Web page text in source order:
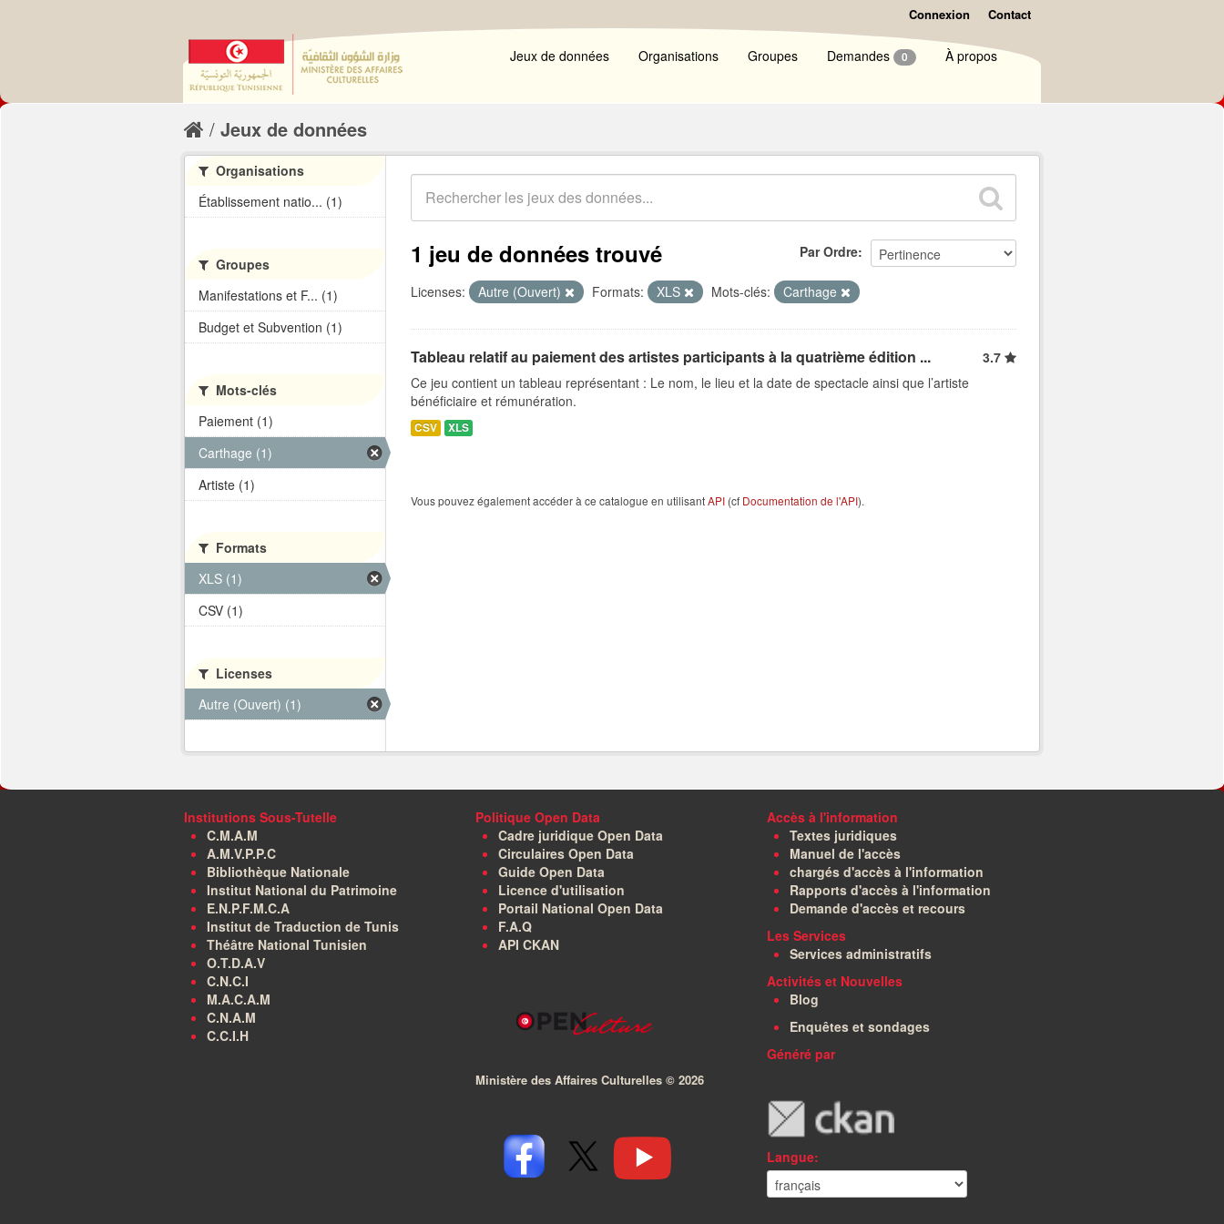
Connexion Contact
Jeux de données Organisations Groupes Demandes 0 À propos
Jeux de données
Par Ordre
1 jeu de données trouvé
Licenses: Autre (Ouvert) Formats: XLS Mots-clés: Carthage
Tableau relatif au paiement des artistes participants à la quatrième édition ...
3.7
Ce jeu contient un tableau représentant : Le nom, le lieu et la date de spectacle ainsi que l’artiste
bénéficiaire et rémunération.
CSV XLS
Vous pouvez également accéder à ce catalogue en utilisantAPI (cf Documentation de l'API).
Organisations
Établissement natio... (1)
Groupes
Manifestations et F... (1)
Budget et Subvention (1)
Mots-clés
Paiement (1)
Carthage (1)
Artiste (1)
Formats
XLS (1)
CSV (1)
Licenses
Autre (Ouvert) (1)
Institutions Sous-Tutelle
C.M.A.M
A.M.V.P.P.C
Bibliothèque Nationale
Institut National du Patrimoine
E.N.P.F.M.C.A
Institut de Traduction de Tunis
Théâtre National Tunisien
O.T.D.A.V
C.N.C.I
M.A.C.A.M
C.N.A.M
C.C.I.H
Politique Open Data
Cadre juridique Open Data
Circulaires Open Data
Guide Open Data
Licence d'utilisation
Portail National Open Data
F.A.Q
API CKAN
Ministère des Affaires Culturelles © 2026
Accès à l'information
Textes juridiques
Manuel de l'accès
chargés d'accès à l'information
Rapports d'accès à l'information
Demande d'accès et recours
Les Services
Services administratifs
Activités et Nouvelles
Blog
Enquêtes et sondages
Généré par
Langue